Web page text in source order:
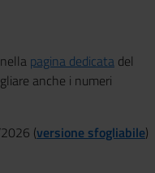
pagina dedicata del
anche i numeri
(versione sfogliabile)